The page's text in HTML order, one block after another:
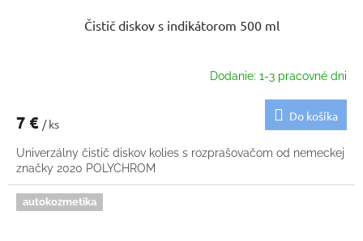
Čistič diskov s indikátorom 500 ml
Dodanie: 1-3 pracovné dni
7 € / ks
Do košíka
Univerzálny čistič diskov kolies s rozprašovačom od nemeckej
značky 2020 POLYCHROM
autokozmetika